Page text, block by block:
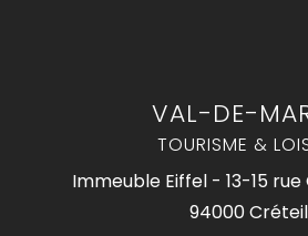
VAL-DE-
TOURISME &
Immeuble Eiffel - 13-15
94000 Créteil